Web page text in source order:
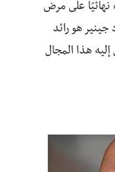
نهائيًا على مرض
جينير هو رائد
هذا المجال